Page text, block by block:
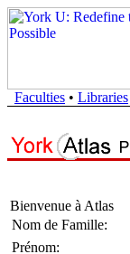
Faculties • Libraries
Bienvenue à Atlas
Nom de Famille:
Prénom: